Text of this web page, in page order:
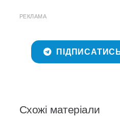
РЕКЛАМА
Схожі матеріали